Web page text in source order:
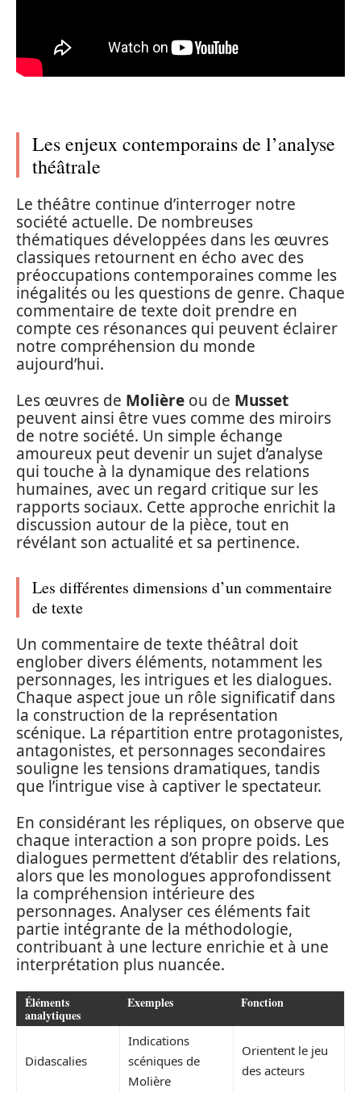
Les enjeux contemporains de l’analyse
théâtrale
Le théâtre continue d’interroger notre
société actuelle. De nombreuses
thématiques développées dans les œuvres
classiques retournent en écho avec des
préoccupations contemporaines comme les
inégalités ou les questions de genre. Chaque
commentaire de texte doit prendre en
compte ces résonances qui peuvent éclairer
notre compréhension du monde
aujourd’hui.
Les œuvres de Molière ou de Musset
peuvent ainsi être vues comme des miroirs
de notre société. Un simple échange
amoureux peut devenir un sujet d’analyse
qui touche à la dynamique des relations
humaines, avec un regard critique sur les
rapports sociaux. Cette approche enrichit la
discussion autour de la pièce, tout en
révélant son actualité et sa pertinence.
Les différentes dimensions d’un commentaire
de texte
Un commentaire de texte théâtral doit
englober divers éléments, notamment les
personnages, les intrigues et les dialogues.
Chaque aspect joue un rôle significatif dans
la construction de la représentation
scénique. La répartition entre protagonistes,
antagonistes, et personnages secondaires
souligne les tensions dramatiques, tandis
que l’intrigue vise à captiver le spectateur.
En considérant les répliques, on observe que
chaque interaction a son propre poids. Les
dialogues permettent d’établir des relations,
alors que les monologues approfondissent
la compréhension intérieure des
personnages. Analyser ces éléments fait
partie intégrante de la méthodologie,
contribuant à une lecture enrichie et à une
interprétation plus nuancée.
Éléments
analytiques
Exemples Fonction
Didascalies
Indications
scéniques de
Molière
Orientent le jeu
des acteurs